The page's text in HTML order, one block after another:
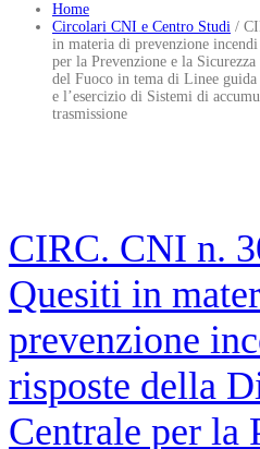
Home
Circolari CNI e Centro Studi /
in materia di prevenzione
per la Prevenzione e la
del Fuoco in tema di Linee
e l’esercizio di Sistemi di
trasmissione
CIRC. CNI n.
Quesiti in
prevenzione
risposte della
Centrale per la